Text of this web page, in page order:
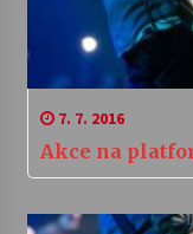
7. 7. 2016
Akce na